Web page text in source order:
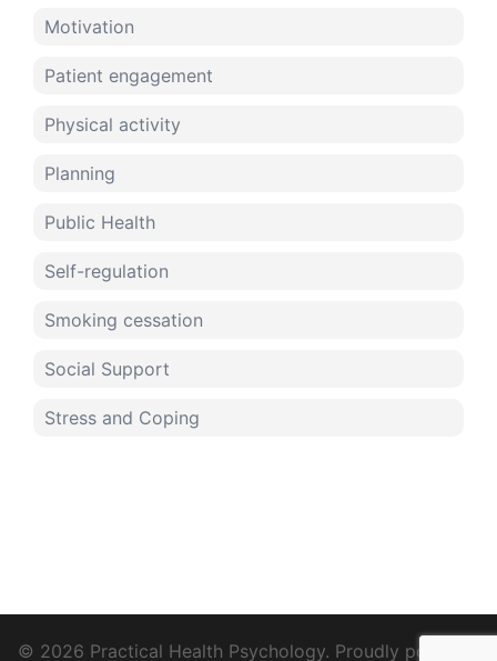
Motivation
Patient engagement
Physical activity
Planning
Public Health
Self-regulation
Smoking cessation
Social Support
Stress and Coping
© 2026 Practical Health Psychology. Proudly powered